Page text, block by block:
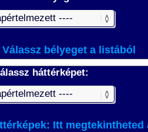
Válassz bélyeget a listából
háttérképet:
Itt megtekintheted